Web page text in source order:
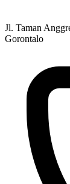
Jl. Taman
Gorontalo